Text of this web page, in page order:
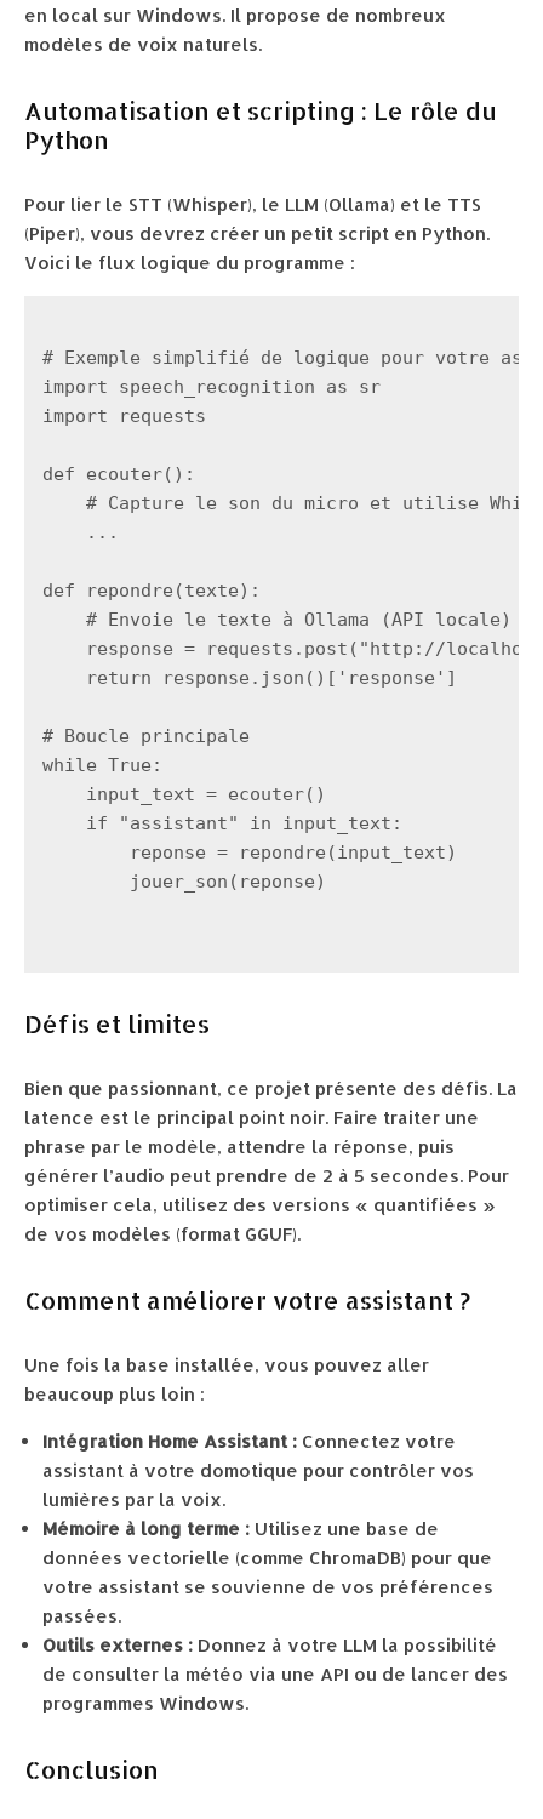
en local sur Windows. Il propose de nombreux
modèles de voix naturels.
Automatisation et scripting : Le rôle du
Python
Pour lier le STT (Whisper), le LLM (Ollama) et le TTS
(Piper), vous devrez créer un petit script en Python.
Voici le flux logique du programme :
# Exemple simplifié de logique pour votre
import speech_recognition as sr
import requests
def ecouter():
# Capture le son du micro et utilise
    ...
def repondre(texte):
    # Envoie le texte à Ollama (API locale)
response = requests.post("http://
    return response.json()['response']
# Boucle principale
while True:
    input_text = ecouter()
    if "assistant" in input_text:
        reponse = repondre(input_text)
Défis et limites
Bien que passionnant, ce projet présente des défis. La
latence est le principal point noir. Faire traiter une
phrase par le modèle, attendre la réponse, puis
générer l’audio peut prendre de 2 à 5 secondes. Pour
optimiser cela, utilisez des versions « quantifiées »
de vos modèles (format GGUF).
Comment améliorer votre assistant ?
Une fois la base installée, vous pouvez aller
beaucoup plus loin :
Intégration Home Assistant : Connectez votre
assistant à votre domotique pour contrôler vos
lumières par la voix.
Mémoire à long terme : Utilisez une base de
données vectorielle (comme ChromaDB) pour que
votre assistant se souvienne de vos préférences
passées.
Outils externes : Donnez à votre LLM la possibilité
de consulter la météo via une API ou de lancer des
programmes Windows.
Conclusion